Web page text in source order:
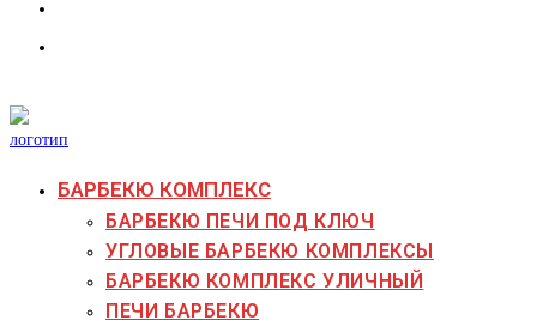
БАРБЕКЮ КОМПЛЕКС
БАРБЕКЮ ПЕЧИ ПОД КЛЮЧ
УГЛОВЫЕ БАРБЕКЮ КОМПЛЕКСЫ
БАРБЕКЮ КОМПЛЕКС УЛИЧНЫЙ
ПЕЧИ БАРБЕКЮ